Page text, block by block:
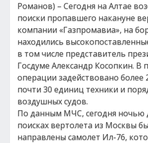
Романов) – Сегодня на Алтае
поиски пропавшего накануне
компании «Газпромавиа», на
находились
в том числе представитель
Госдуме Александр Косопкин. В
операции задействовано более
почти 30 единиц техники и
воздушных судов.
По данным МЧС, сегодня ночью
поисках вертолета из Москвы
направлены самолет Ил-76,